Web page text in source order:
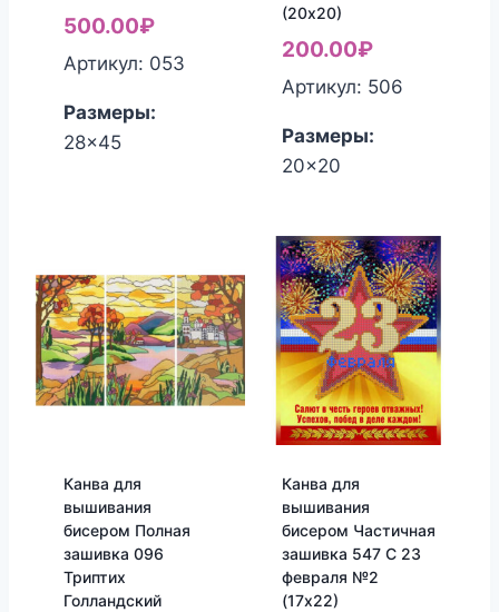
500.00₽
Артикул: 053
Размеры:
28x45
(20х20)
200.00₽
Артикул: 506
Размеры:
20x20
Канва для
вышивания
бисером Полная
зашивка 096
Триптих
Голландский
Канва для
вышивания
бисером Частичная
зашивка 547 С 23
февраля №2
(17х22)